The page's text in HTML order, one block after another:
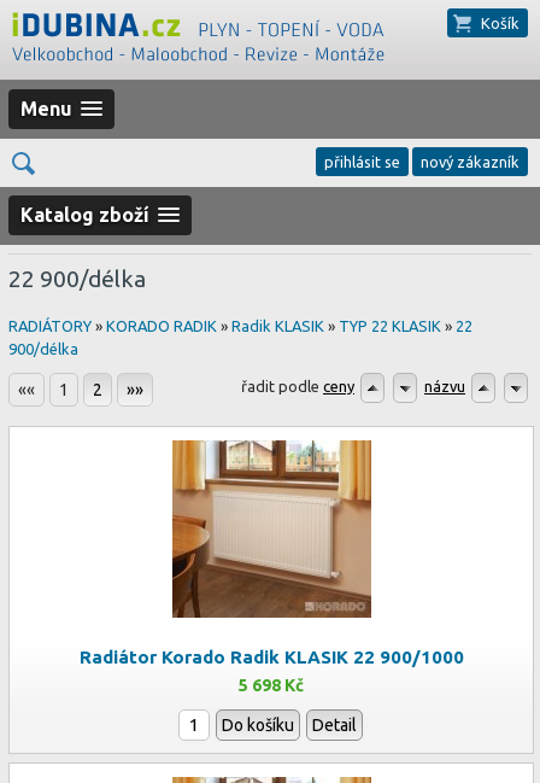
Košík
Menu
přihlásit se nový zákazník
Katalog zboží
22 900/délka
RADIÁTORY » KORADO RADIK » Radik KLASIK » TYP 22 KLASIK » 22
900/délka
«« 1 2 »» řadit podle ceny názvu
Radiátor Korado Radik KLASIK 22 900/1000
5 698 Kč
Do košíku Detail